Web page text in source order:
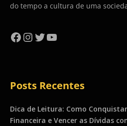
do tempo a cultura de uma
Facebook
Instagram
Twitter
YouTube
Posts Recentes
Dica de Leitura: Como
Financeira e Vencer as Dívidas